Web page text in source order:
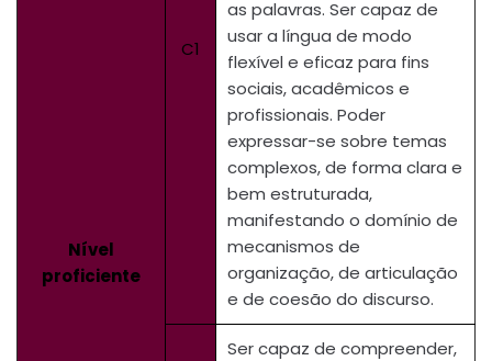
Nível
proficiente
C1
as palavras. Ser capaz de
usar a língua de modo
flexível e eficaz para fins
sociais, acadêmicos e
profissionais. Poder
expressar-se sobre temas
complexos, de forma clara e
bem estruturada,
manifestando o domínio de
mecanismos de
organização, de articulação
e de coesão do discurso.
Ser capaz de compreender,